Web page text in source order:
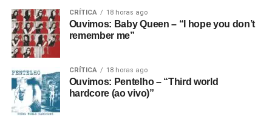
CRÍTICA 18 horas ago
Ouvimos: Baby Queen – “I hope you don’t
remember me”
CRÍTICA 18 horas ago
Ouvimos: Pentelho – “Third world
hardcore (ao vivo)”